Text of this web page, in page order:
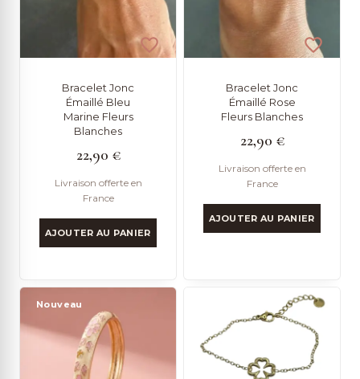
Bracelet Jonc
Émaillé Bleu
Marine Fleurs
Blanches
22,90 €
Livraison offerte en
France
AJOUTER AU PANIER
Bracelet Jonc
Émaillé Rose
Fleurs Blanches
22,90 €
Livraison offerte en
France
AJOUTER AU PANIER
Nouveau